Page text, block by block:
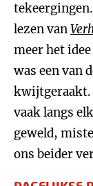
lezen van
meer het
was een van
kwijtgeraakt.
vaak langs
geweld,
ons beider